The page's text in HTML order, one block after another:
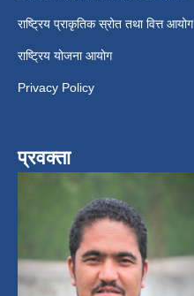
राष्ट्रिय प्राकृतिक स्रोत तथा वित्त आयोग
राष्ट्रिय योजना आयोग
Privacy Policy
प्रवक्ता